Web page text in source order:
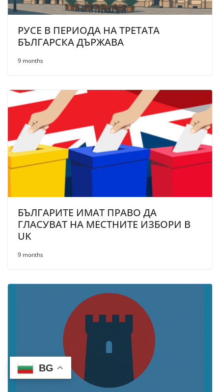
РУСЕ В ПЕРИОДА НА ТРЕТАТА
БЪЛГАРСКА ДЪРЖАВА
9 months
БЪЛГАРИТЕ ИМАТ ПРАВО ДА
ГЛАСУВАТ НА МЕСТНИТЕ ИЗБОРИ В
UK
9 months
BG